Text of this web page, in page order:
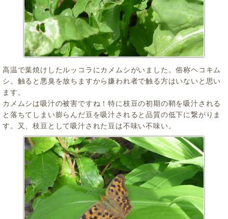
高温で葉焼けしたルッコラにカメムシがいました。俗称ヘコキム
シ。触ると悪臭を放ちますから嫌われ者で触る方はいないと思い
ます。
カメムシは吸汁の被害ですね！特に枝豆の初期の鞘を吸汁される
と落ちてしまい膨らんだ豆を吸汁されると品質の低下に繋がりま
す。又、枝豆として吸汁された豆は不味い不味い。